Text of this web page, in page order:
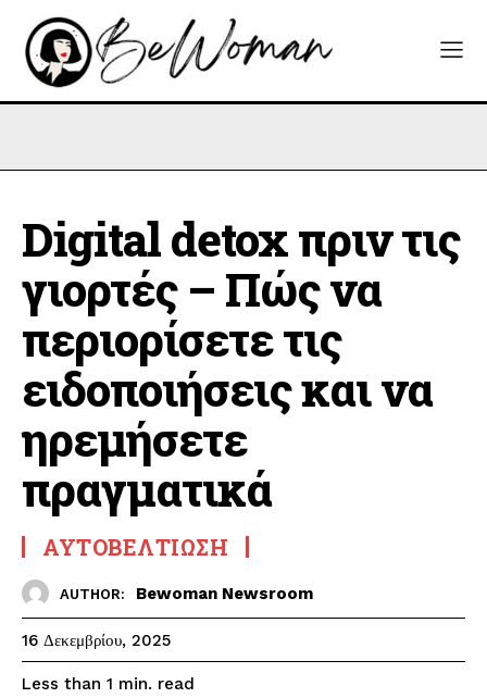
Digital detox πριν τις
γιορτές – Πώς να
περιορίσετε τις
ειδοποιήσεις και να
ηρεμήσετε
πραγματικά
ΑΥΤΟΒΕΛΤΊΩΣΗ
AUTHOR: Bewoman Newsroom
16 Δεκεμβρίου, 2025
Less than 1 min. read